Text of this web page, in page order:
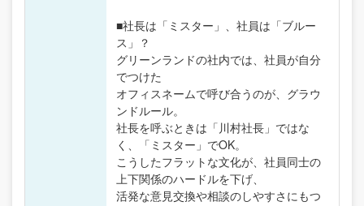
■社長は「ミスター」、社員は「ブルー
ス」？
グリーンランドの社内では、社員が自分
でつけた
オフィスネームで呼び合うのが、グラウ
ンドルール。
社長を呼ぶときは「川村社長」ではな
く、「ミスター」でOK。
こうしたフラットな文化が、社員同士の
上下関係のハードルを下げ、
活発な意見交換や相談のしやすさにもつ